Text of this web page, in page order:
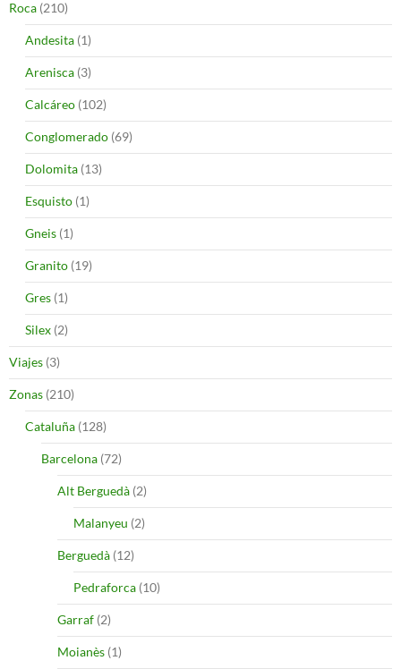
Roca (210)
Andesita (1)
Arenisca (3)
Calcáreo (102)
Conglomerado (69)
Dolomita (13)
Esquisto (1)
Gneis (1)
Granito (19)
Gres (1)
Silex (2)
Viajes (3)
Zonas (210)
Cataluña (128)
Barcelona (72)
Alt Berguedà (2)
Malanyeu (2)
Berguedà (12)
Pedraforca (10)
Garraf (2)
Moianès (1)